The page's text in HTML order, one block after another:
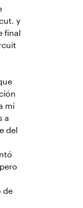
y
final
mí
a
del
de